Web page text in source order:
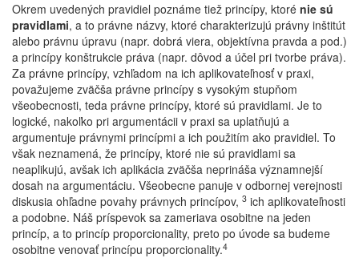
Okrem uvedených pravidiel poznáme tiež princípy, ktoré nie sú
pravidlami, a to právne názvy, ktoré charakterizujú právny inštitút
alebo právnu úpravu (napr. dobrá viera, objektívna pravda a pod.)
a princípy konštrukcie práva (napr. dôvod a účel pri tvorbe práva).
Za právne princípy, vzhľadom na ich aplikovateľnosť v praxi,
považujeme zväčša právne princípy s vysokým stupňom
všeobecnosti, teda právne princípy, ktoré sú pravidlami. Je to
logické, nakoľko pri argumentácii v praxi sa uplatňujú a
argumentuje právnymi princípmi a ich použitím ako pravidiel. To
však neznamená, že princípy, ktoré nie sú pravidlami sa
neaplikujú, avšak ich aplikácia zväčša neprináša významnejší
dosah na argumentáciu. Všeobecne panuje v odbornej verejnosti
diskusia ohľadne povahy právnych princípov, 3 ich aplikovateľnosti
a podobne. Náš príspevok sa zameriava osobitne na jeden
princíp, a to princíp proporcionality, preto po úvode sa budeme
osobitne venovať princípu proporcionality.4